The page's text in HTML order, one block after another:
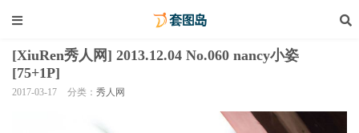
[XiuRen秀人网] 2013.12.04 No.060 nancy小姿
[75+1P]
2017-03-17 分类： 秀人网